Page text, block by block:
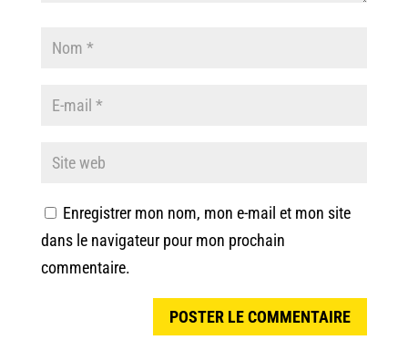
Enregistrer mon nom, mon e-mail et mon site
dans le navigateur pour mon prochain
commentaire.